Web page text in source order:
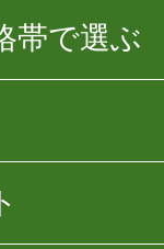
帯で選ぶ